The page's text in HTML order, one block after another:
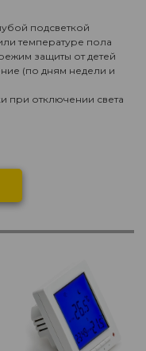
подсветкой
температуре пола
защиты от детей
(по дням недели и
при отключении света